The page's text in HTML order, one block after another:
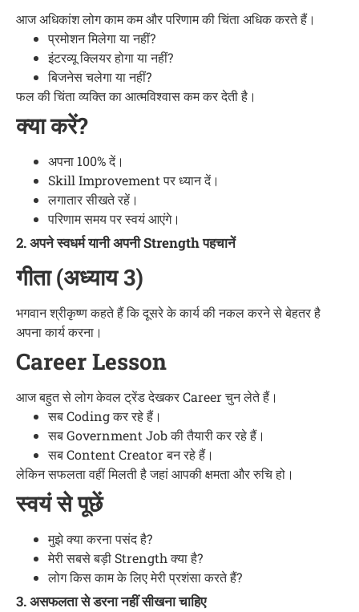
आज अधिकांश लोग काम कम और परिणाम की चिंता अधिक करते हैं।
प्रमोशन मिलेगा या नहीं?
इंटरव्यू क्लियर होगा या नहीं?
बिजनेस चलेगा या नहीं?
फल की चिंता व्यक्ति का आत्मविश्वास कम कर देती है।
क्या करें?
अपना 100% दें।
Skill Improvement पर ध्यान दें।
लगातार सीखते रहें।
परिणाम समय पर स्वयं आएंगे।
2. अपने स्वधर्म यानी अपनी Strength पहचानें
गीता (अध्याय 3)
भगवान श्रीकृष्ण कहते हैं कि दूसरे के कार्य की नकल करने से बेहतर है
अपना कार्य करना।
Career Lesson
आज बहुत से लोग केवल ट्रेंड देखकर Career चुन लेते हैं।
सब Coding कर रहे हैं।
सब Government Job की तैयारी कर रहे हैं।
सब Content Creator बन रहे हैं।
लेकिन सफलता वहीं मिलती है जहां आपकी क्षमता और रुचि हो।
स्वयं से पूछें
मुझे क्या करना पसंद है?
मेरी सबसे बड़ी Strength क्या है?
लोग किस काम के लिए मेरी प्रशंसा करते हैं?
3. असफलता से डरना नहीं सीखना चाहिए